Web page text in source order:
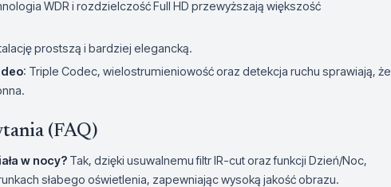
WDR i rozdzielczość Full HD przewyższają większość
prostszą i bardziej elegancką.
: Triple Codec, wielostrumieniowość oraz detekcja ruchu sprawiają, że
(FAQ)
w nocy? Tak, dzięki usuwalnemu filtr IR-cut oraz funkcji Dzień/Noc,
słabego oświetlenia, zapewniając wysoką jakość obrazu.